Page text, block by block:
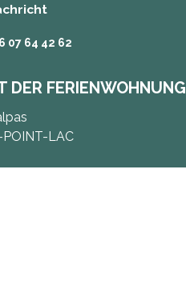
07 64 42 62
DER FERIENWOHNUNG
LAC